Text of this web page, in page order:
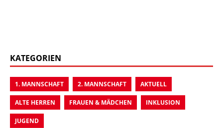
KATEGORIEN
1. MANNSCHAFT 2. MANNSCHAFT AKTUELL
ALTE HERREN FRAUEN & MÄDCHEN INKLUSION
JUGEND